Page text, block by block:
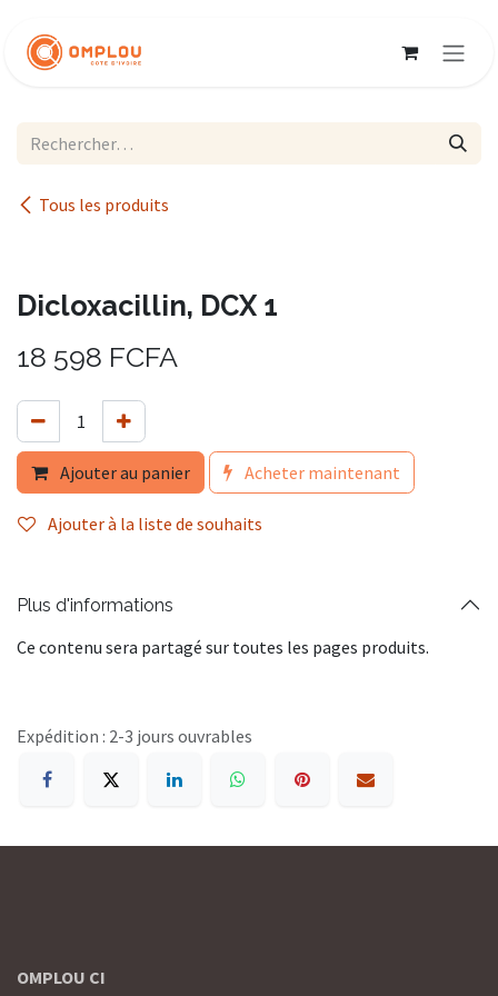
Tous les produits
Dicloxacillin, DCX 1
18 598 FCFA
Ajouter au panier Acheter maintenant
Ajouter à la liste de souhaits
Plus d'informations
Ce contenu sera partagé sur toutes les pages produits.
Expédition : 2-3 jours ouvrables
OMPLOU CI